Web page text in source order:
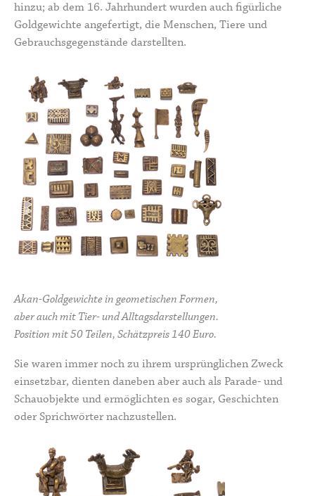
hinzu; ab dem 16. Jahrhundert wurden auch figürliche
Goldgewichte angefertigt, die Menschen, Tiere und
Gebrauchsgegenstände darstellten.
Akan-Goldgewichte in geometischen Formen,
aber auch mit Tier- und Alltagsdarstellungen.
Position mit 50 Teilen, Schätzpreis 140 Euro.
Sie waren immer noch zu ihrem ursprünglichen Zweck
einsetzbar, dienten daneben aber auch als Parade- und
Schauobjekte und ermöglichten es sogar, Geschichten
oder Sprichwörter nachzustellen.